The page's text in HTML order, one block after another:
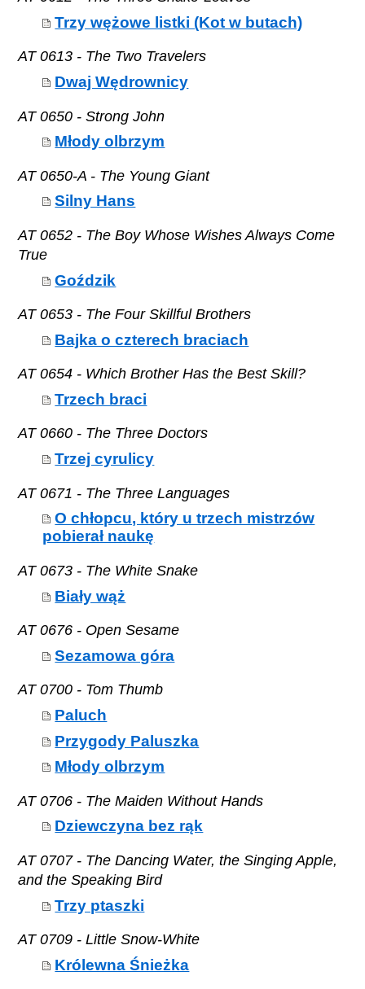
Trzy wężowe listki (Kot w butach)
AT 0613 - The Two Travelers
Dwaj Wędrownicy
AT 0650 - Strong John
Młody olbrzym
AT 0650-A - The Young Giant
Silny Hans
AT 0652 - The Boy Whose Wishes Always Come
True
Goździk
AT 0653 - The Four Skillful Brothers
Bajka o czterech braciach
AT 0654 - Which Brother Has the Best Skill?
Trzech braci
AT 0660 - The Three Doctors
Trzej cyrulicy
AT 0671 - The Three Languages
O chłopcu, który u trzech mistrzów
pobierał naukę
AT 0673 - The White Snake
Biały wąż
AT 0676 - Open Sesame
Sezamowa góra
AT 0700 - Tom Thumb
Paluch
Przygody Paluszka
Młody olbrzym
AT 0706 - The Maiden Without Hands
Dziewczyna bez rąk
AT 0707 - The Dancing Water, the Singing Apple,
and the Speaking Bird
Trzy ptaszki
AT 0709 - Little Snow-White
Królewna Śnieżka